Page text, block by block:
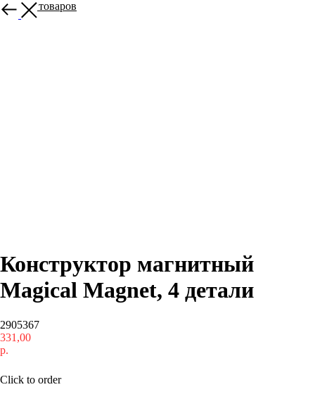
Больше товаров
Конструктор магнитный
Magical Magnet, 4 детали
2905367
331,00
р.
Click to order